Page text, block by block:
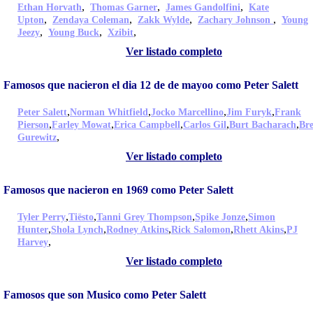
Ethan Horvath, Thomas Garner, James Gandolfini, Kate
Upton, Zendaya Coleman, Zakk Wylde, Zachary Johnson , Young
Jeezy, Young Buck, Xzibit,
Ver listado completo
Famosos que nacieron el dia 12 de de mayoo como Peter Salett
Peter Salett,Norman Whitfield,Jocko Marcellino,Jim Furyk,Frank
Pierson,Farley Mowat,Erica Campbell,Carlos Gil,Burt Bacharach,
Gurewitz,
Ver listado completo
Famosos que nacieron en 1969 como Peter Salett
Tyler Perry,Tiësto,Tanni Grey Thompson,Spike Jonze,Simon
Hunter,Shola Lynch,Rodney Atkins,Rick Salomon,Rhett Akins,PJ
Harvey,
Ver listado completo
Famosos que son Musico como Peter Salett